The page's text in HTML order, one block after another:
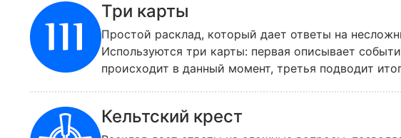
Три карты
Простой расклад, который дает ответы на
Используются три карты: первая описывает
происходит в данный момент, третья подводит
Кельтский крест